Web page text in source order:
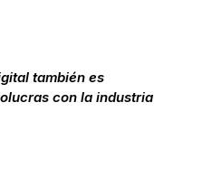
también es
con la industria